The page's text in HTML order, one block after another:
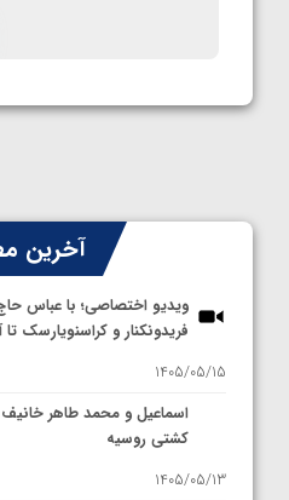
آخرین
ویدیو اختصاصی؛ با عباس
فریدونکنار و کراسنویارسک تا
1405/05/15
اسماعیل و محمد طاهر خانیف
کشتی روسیه
1405/05/13